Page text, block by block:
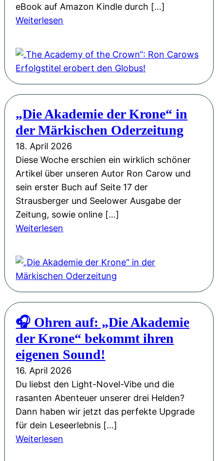
eBook auf Amazon Kindle durch […]
Weiterlesen
h
e
a
d
e
m
y
o
f
t
r
o
w
“
R
o
n
C
a
r
o
w
„Die Akademie der Krone“ in
der Märkischen Oderzeitung
18. April 2026
Diese Woche erschien ein wirklich schöner
Artikel über unseren Autor Ron Carow und
sein erster Buch auf Seite 17 der
Strausberger und Seelower Ausgabe der
Zeitung, sowie online […]
Weiterlesen
i
e
a
d
e
m
K
🎧 Ohren auf: „Die Akademie
der Krone“ bekommt ihren
eigenen Sound!
16. April 2026
Du liebst den Light-Novel-Vibe und die
rasanten Abenteuer unserer drei Helden?
Dann haben wir jetzt das perfekte Upgrade
für dein Leseerlebnis […]
Weiterlesen